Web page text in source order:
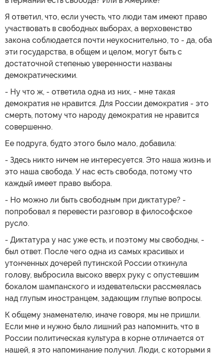
Я ответил, что, если учесть, что люди там имеют право
участвовать в свободных выборах, а верховенство
закона соблюдается почти неукоснительно, то - да, оба
эти государства, в общем и целом, могут быть с
достаточной степенью уверенности названы
демократическими.
- Ну что ж, - ответила одна из них, - мне такая
демократия не нравится. Для России демократия - это
смерть, потому что народу демократия не нравится
совершенно.
Ее подруга, будто этого было мало, добавила:
- Здесь никто ничем не интересуется. Это наша жизнь и
это наша свобода. У нас есть свобода, потому что
каждый имеет право выбора.
- Но можно ли быть свободным при диктатуре? -
попробовал я перевести разговор в философское
русло.
- Диктатура у нас уже есть, и поэтому мы свободны, -
был ответ. После чего одна из самых красивых и
утонченных дочерей путинской России откинула
голову, выбросила высоко вверх руку с опустевшим
бокалом шампанского и издевательски рассмеялась
над глупым иностранцем, задающим глупые вопросы.
К общему знаменателю, иначе говоря, мы не пришли.
Если мне и нужно было лишний раз напомнить, что в
России политическая культура в корне отличается от
нашей, я это напоминание получил. Люди, с которыми я